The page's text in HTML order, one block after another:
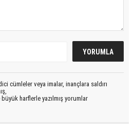
cümleler veya imalar, inançlara saldırı
harflerle yazılmış yorumlar